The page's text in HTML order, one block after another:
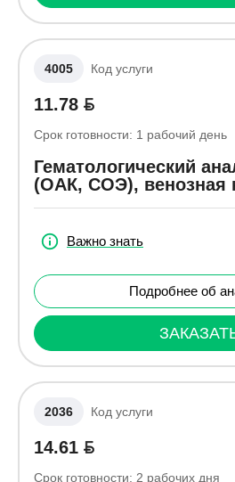
4005 Код услуги
11.78
Срок готовности: 1 рабочий день
Гематологический
(ОАК, СОЭ), венозная
Важно знать
Подробнее об
2036 Код услуги
14.61
Срок готовности: 2 рабочих дня